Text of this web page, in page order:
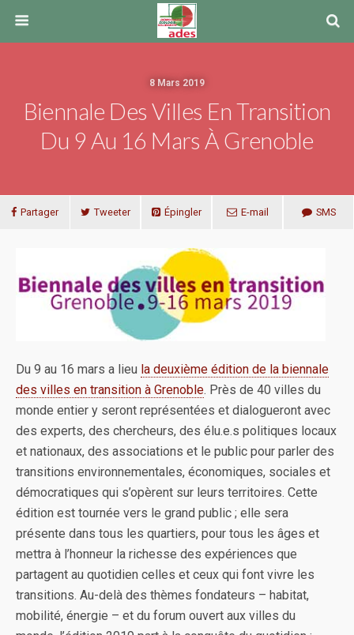
8 Mars 2019
Biennale Des Villes En Transition
Du 9 Au 16 Mars À Grenoble
Partager Tweeter Épingler E-mail SMS
Du 9 au 16 mars a lieu la deuxième édition de la biennale
des villes en transition à Grenoble. Près de 40 villes du
monde entier y seront représentées et dialogueront avec
des experts, des chercheurs, des élu.e.s politiques locaux
et nationaux, des associations et le public pour parler des
transitions environnementales, économiques, sociales et
démocratiques qui s’opèrent sur leurs territoires. Cette
édition est tournée vers le grand public ; elle sera
présente dans tous les quartiers, pour tous les âges et
mettra à l’honneur la richesse des expériences que
partagent au quotidien celles et ceux qui font vivre les
transitions. Au-delà des thèmes fondateurs – habitat,
mobilité, énergie – et du forum ouvert aux villes du